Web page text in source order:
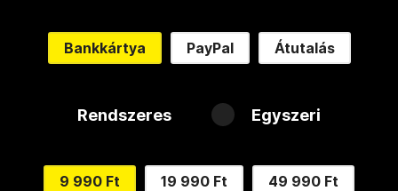
Bankkártya PayPal Átutalás
Rendszeres Egyszeri
9 990 Ft 19 990 Ft 49 990 Ft